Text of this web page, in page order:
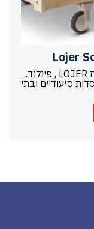
מיטה סיעודית מדגם AFIA תוצרת חברת LOJER , פינלנד.
סיעודיים ובתי